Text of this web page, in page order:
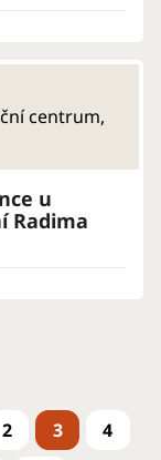
centrum,
u
Radima
2 3
4